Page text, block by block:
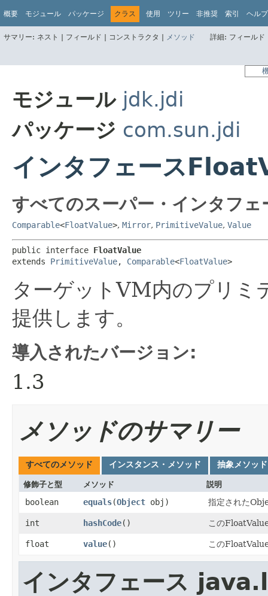
概要 モジュール パッケージ クラス 使用 ツリー 非推奨 索引 ヘルプ
サマリー: ネスト | フィールド | コンストラクタ | メソッド 詳細: フィール
モジュール jdk.jdi
パッケージ com.sun.jdi
インタフェース
すべてのスーパー・インタフェ
Comparable<FloatValue>, Mirror, PrimitiveValue, Value
public interface FloatValue
extends PrimitiveValue, Comparable<FloatValue>
ターゲットVM内のプリミ
提供します。
導入されたバージョン:
1.3
メソッドのサマリー
すべてのメソッド インスタンス・メソッド 抽象メソッド
修飾子と型 メソッド 説明
boolean equals​(Object obj) 指定された
int hashCode() この
float value() この
インタフェース